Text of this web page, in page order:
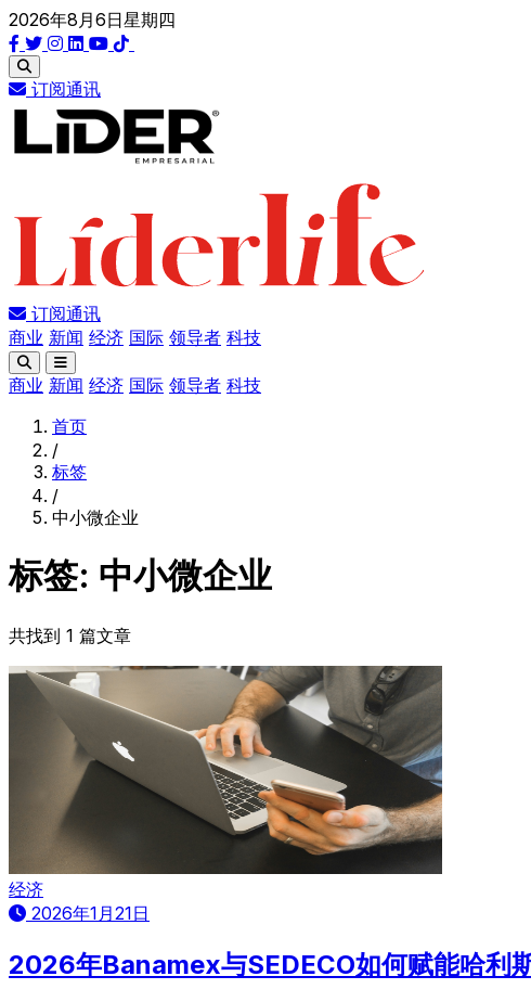
2026年8月6日星期四
订阅通讯
订阅通讯
商业 新闻 经济 国际 领导者 科技
商业 新闻 经济 国际 领导者 科技
首页
/
标签
/
中小微企业
标签: 中小微企业
共找到 1 篇文章
经济
2026年1月21日
2026年Banamex与SEDECO如何赋能哈利